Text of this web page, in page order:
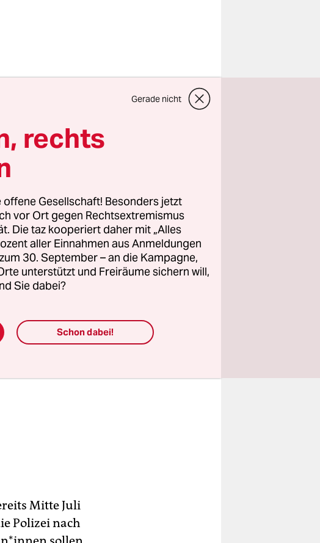
Die
lodern nur
auf
lassen Winde
ist groß.
ein Verbot,
Dresdner Heide
Gras
Mitte Juli
Polizei nach
Gerade nicht
rechts
Gesellschaft! Besonders jetzt
vor Ort gegen Rechtsextremismus
Die taz kooperiert daher mit „Alles
aller Einnahmen aus Anmeldungen
30. September – an die Kampagne,
unterstützt und Freiräume sichern will,
Sie dabei?
Schon dabei!